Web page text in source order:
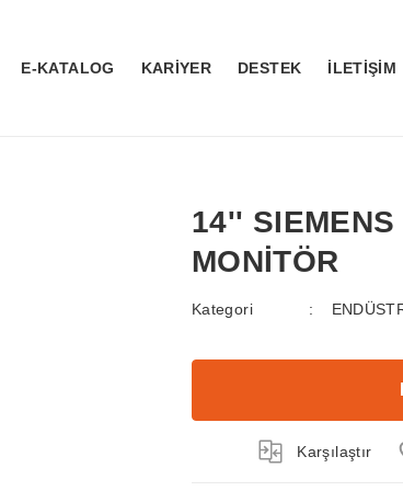
E-KATALOG KARİYER DESTEK İLETİŞİM
14''
MONİTÖR
Kategori
Karşılaştır